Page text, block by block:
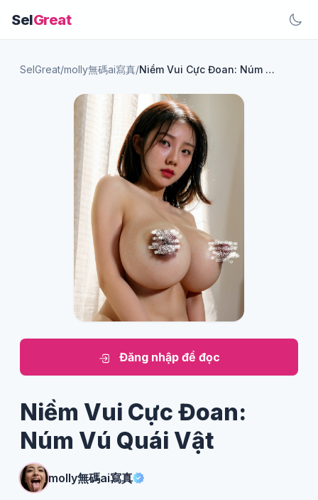
SelGreat
SelGreat/molly無碼ai寫真/ Niềm Vui Cực Đoan: Núm Vú Quái Vật
Đăng nhập để đọc
Niềm Vui Cực Đoan:
Núm Vú Quái Vật
molly無碼ai寫真